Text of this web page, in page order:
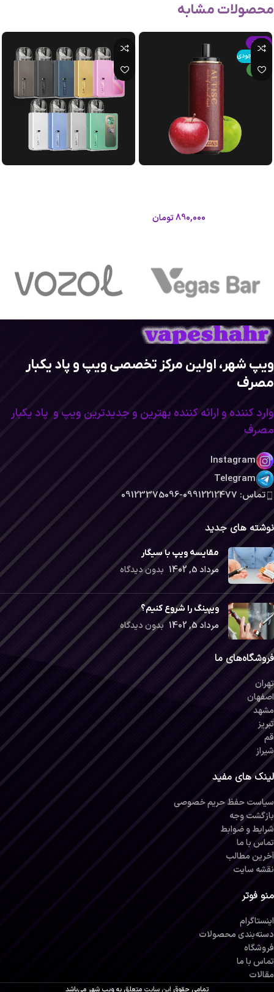
محصولات مشابه
-15%
اتمام موجودی
جدید
890,000تومان
ویپ شهر، اولین مرکز تخصصی ویپ و پاد یکبار
مصرف
وارد کننده و ارائه کننده بهترین و جدیدترین ویپ و پاد یکبار
مصرف
Instagram
Telegram
تماس: 09912212477-09123375096
نوشته های جدید
مقایسه ویپ با سیگار
مرداد 5, 1402 بدون دیدگاه
ویپینگ را شروع کنیم؟
مرداد 5, 1402 بدون دیدگاه
فروشگاه‌های ما
تهران
اصفهان
مشهد
تبریز
قم
شیراز
لینک های مفید
سیاست حفظ حریم خصوصی
بازگشت وجه
شرایط و ضوابط
تماس با ما
آخرین مطالب
نقشه سایت
منو فوتر
اینستاگرام
دسته‌بندی محصولات
فروشگاه
تماس با ما
مقالات
تمامی حقوق این سایت متعلق بهویپ شهر می‌باشد